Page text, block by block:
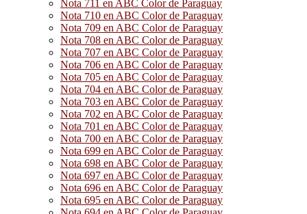
Nota 711 en ABC Color de Paraguay
Nota 710 en ABC Color de Paraguay
Nota 709 en ABC Color de Paraguay
Nota 708 en ABC Color de Paraguay
Nota 707 en ABC Color de Paraguay
Nota 706 en ABC Color de Paraguay
Nota 705 en ABC Color de Paraguay
Nota 704 en ABC Color de Paraguay
Nota 703 en ABC Color de Paraguay
Nota 702 en ABC Color de Paraguay
Nota 701 en ABC Color de Paraguay
Nota 700 en ABC Color de Paraguay
Nota 699 en ABC Color de Paraguay
Nota 698 en ABC Color de Paraguay
Nota 697 en ABC Color de Paraguay
Nota 696 en ABC Color de Paraguay
Nota 695 en ABC Color de Paraguay